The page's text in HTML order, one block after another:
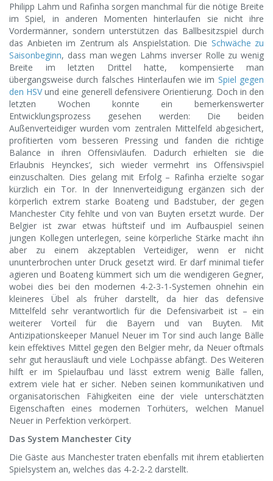
Philipp Lahm und Rafinha sorgen manchmal für die nötige Breite
im Spiel, in anderen Momenten hinterlaufen sie nicht ihre
Vordermänner, sondern unterstützen das Ballbesitzspiel durch
das Anbieten im Zentrum als Anspielstation. Die Schwäche zu
Saisonbeginn, dass man wegen Lahms inverser Rolle zu wenig
Breite im letzten Drittel hatte, kompensierte man
übergangsweise durch falsches Hinterlaufen wie im Spiel gegen
den HSVund eine generell defensivere Orientierung. Doch in den
letzten Wochen konnte ein bemerkenswerter
Entwicklungsprozess gesehen werden: Die beiden
Außenverteidiger wurden vom zentralen Mittelfeld abgesichert,
profitierten vom besseren Pressing und fanden die richtige
Balance in ihren Offensivläufen. Dadurch erhielten sie die
Erlaubnis Heynckes‘, sich wieder vermehrt ins Offensivspiel
einzuschalten. Dies gelang mit Erfolg – Rafinha erzielte sogar
kürzlich ein Tor. In der Innenverteidigung ergänzen sich der
körperlich extrem starke Boateng und Badstuber, der gegen
Manchester City fehlte und von van Buyten ersetzt wurde. Der
Belgier ist zwar etwas hüftsteif und im Aufbauspiel seinen
jungen Kollegen unterlegen, seine körperliche Stärke macht ihn
aber zu einem akzeptablen Verteidiger, wenn er nicht
ununterbrochen unter Druck gesetzt wird. Er darf minimal tiefer
agieren und Boateng kümmert sich um die wendigeren Gegner,
wobei dies bei den modernen 4-2-3-1-Systemen ohnehin ein
kleineres Übel als früher darstellt, da hier das defensive
Mittelfeld sehr verantwortlich für die Defensivarbeit ist – ein
weiterer Vorteil für die Bayern und van Buyten. Mit
Antizipationskeeper Manuel Neuer im Tor sind auch lange Bälle
kein effektives Mittel gegen den Belgier mehr, da Neuer oftmals
sehr gut herausläuft und viele Lochpässe abfängt. Des Weiteren
hilft er im Spielaufbau und lässt extrem wenig Bälle fallen,
extrem viele hat er sicher. Neben seinen kommunikativen und
organisatorischen Fähigkeiten eine der viele unterschätzten
Eigenschaften eines modernen Torhüters, welchen Manuel
Neuer in Perfektion verkörpert.
Das System Manchester City
Die Gäste aus Manchester traten ebenfalls mit ihrem etablierten
Spielsystem an, welches das 4-2-2-2 darstellt.